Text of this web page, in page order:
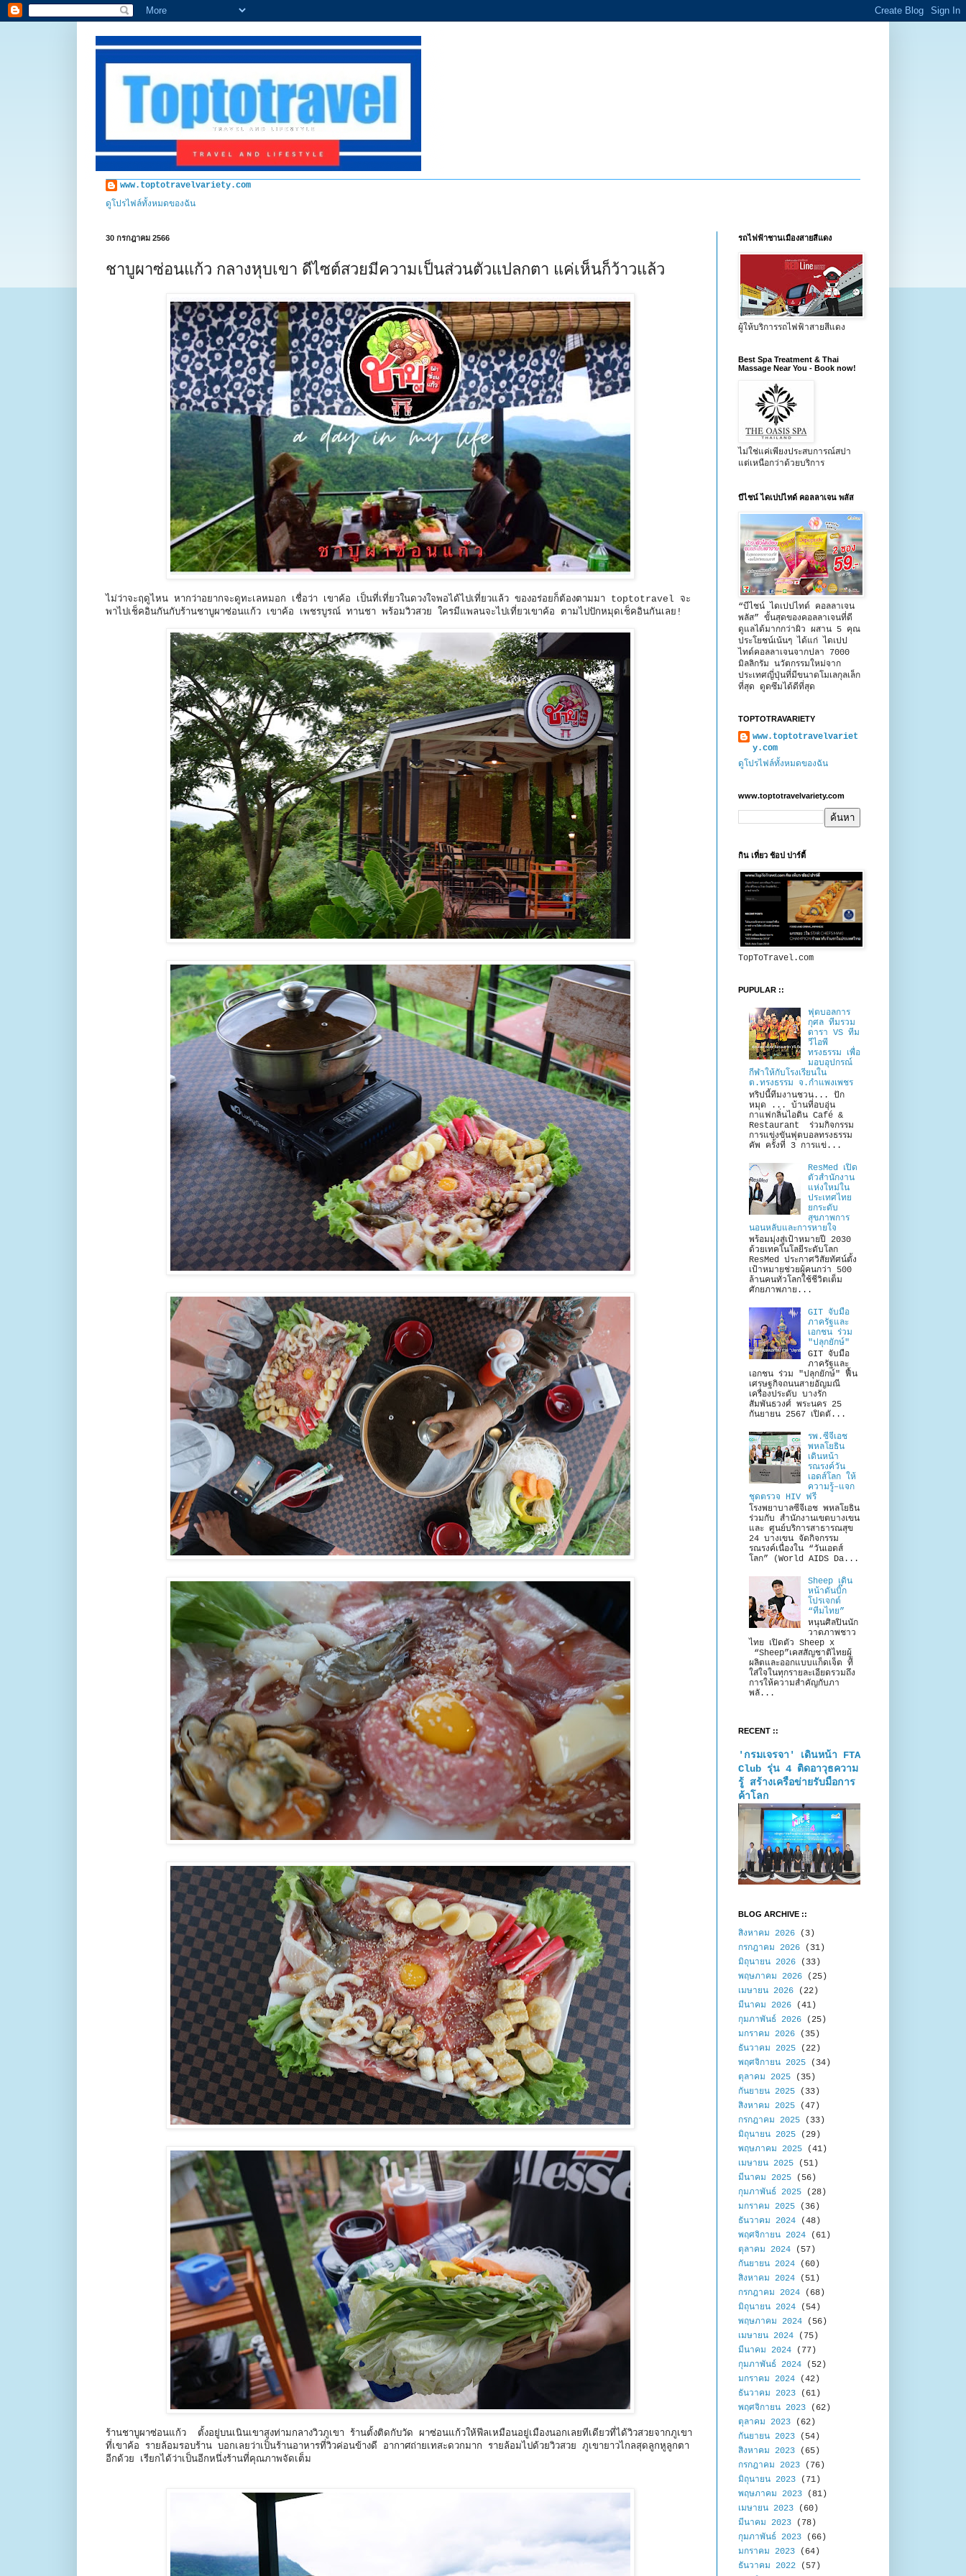
www.toptotravelvariety.com
ดูโปรไฟล์ทั้งหมดของฉัน
30 กรกฎาคม 2566
ชาบูผาซ่อนแก้ว กลางหุบเขา ดีไซต์สวยมีความเป็นส่วนตัวแปลกตา แค่เห็นก็ว้าวแล้ว
ไม่ว่าจะฤดูไหน หากว่าอยากจะดูทะเลหมอก เชื่อว่า เขาค้อ เป็นที่เที่ยวในดวงใจพอได้ไปเที่ยวแล้ว ของอร่อยก็ต้องตามมา toptotravel จะ
พาไปเช็คอินกันกับร้านชาบูผาซ่อนแก้ว เขาค้อ เพชรบูรณ์ ทานชา พร้อมวิวสวย ใครมีแพลนจะไปเที่ยวเขาค้อ ตามไปปักหมุดเช็คอินกันเลย!
ร้านชาบูผาซ่อนแก้ว ตั้งอยู่บนเนินเขาสูงท่ามกลางวิวภูเขา ร้านตั้งติดกับวัด ผาซ่อนแก้วให้ฟีลเหมือนอยู่เมืองนอกเลยทีเดียวที่ได้วิวสวยจากภูเขา
ที่เขาค้อ รายล้อมรอบร้าน บอกเลยว่าเป็นร้านอาหารที่วิวค่อนข้างดี อากาศถ่ายเทสะดวกมาก รายล้อมไปด้วยวิวสวย ภูเขายาวไกลสุดลูกหูลูกตา
อีกด้วย เรียกได้ว่าเป็นอีกหนึ่งร้านที่คุณภาพจัดเต็ม
รถไฟฟ้าชานเมืองสายสีแดง
ผู้ให้บริการรถไฟฟ้าสายสีแดง
Best Spa Treatment & Thai
Massage Near You - Book now!
ไม่ใช่แค่เพียงประสบการณ์สปา
แต่เหนือกว่าด้วยบริการ
บีไชน์ ไดเปปไทด์ คอลลาเจน พลัส
“บีไชน์ ไดเปปไทด์ คอลลาเจน
พลัส” ขั้นสุดของคอลลาเจนที่ดี
ดูแลได้มากกว่าผิว ผสาน 5 คุณ
ประโยชน์เน้นๆ ได้แก่ ไดเปป
ไทด์คอลลาเจนจากปลา 7000
มิลลิกรัม นวัตกรรมใหม่จาก
ประเทศญี่ปุ่นที่มีขนาดโมเลกุลเล็ก
ที่สุด ดูดซึมได้ดีที่สุด
TOPTOTRAVARIETY
www.toptotravelvariet
y.com
ดูโปรไฟล์ทั้งหมดของฉัน
www.toptotravelvariety.com
กิน เที่ยว ช้อป ปาร์ตี้
TopToTravel.com
PUPULAR ::
ฟุตบอลการ
กุศล ทีมรวม
ดารา VS ทีม
วีไอพี
ทรงธรรม เพื่อ
มอบอุปกรณ์
กีฬาให้กับโรงเรียนใน
ต.ทรงธรรม จ.กำแพงเพชร
ทริปนี้ทีมงานชวน... ปัก
หมุด ... บ้านที่อบอุ่น
กาแฟกลิ่นไอดิน Café &
Restaurant ร่วมกิจกรรม
การแข่งขันฟุตบอลทรงธรรม
คัพ ครั้งที่ 3 การแข่...
ResMed เปิด
ตัวสำนักงาน
แห่งใหม่ใน
ประเทศไทย
ยกระดับ
สุขภาพการ
นอนหลับและการหายใจ
พร้อมมุ่งสู่เป้าหมายปี 2030
ด้วยเทคโนโลยีระดับโลก
ResMed ประกาศวิสัยทัศน์ตั้ง
เป้าหมายช่วยผู้คนกว่า 500
ล้านคนทั่วโลกใช้ชีวิตเต็ม
ศักยภาพภาย...
GIT จับมือ
ภาครัฐและ
เอกชน ร่วม
"ปลุกยักษ์"
GIT จับมือ
ภาครัฐและ
เอกชน ร่วม "ปลุกยักษ์" ฟื้น
เศรษฐกิจถนนสายอัญมณี
เครื่องประดับ บางรัก
สัมพันธวงศ์ พระนคร 25
กันยายน 2567 เปิดตั...
รพ.ซีจีเอช
พหลโยธิน
เดินหน้า
รณรงค์วัน
เอดส์โลก ให้
ความรู้–แจก
ชุดตรวจ HIV ฟรี
โรงพยาบาลซีจีเอช พหลโยธิน
ร่วมกับ สำนักงานเขตบางเขน
และ ศูนย์บริการสาธารณสุข
24 บางเขน จัดกิจกรรม
รณรงค์เนื่องใน “วันเอดส์
โลก” (World AIDS Da...
Sheep เดิน
หน้าดันบิ๊ก
โปรเจกต์
“ทีมไทย”
หนุนศิลปินนัก
วาดภาพชาว
ไทย เปิดตัว Sheep x
“Sheep”เคสสัญชาติไทยผู้
ผลิตและออกแบบแก็ดเจ็ต ที่
ใส่ใจในทุกรายละเอียดรวมถึง
การให้ความสำคัญกับภา
พลั...
RECENT ::
'กรมเจรจา' เดินหน้า FTA
Club รุ่น 4 ติดอาวุธความ
รู้ สร้างเครือข่ายรับมือการ
ค้าโลก
BLOG ARCHIVE ::
สิงหาคม 2026 (3)
กรกฎาคม 2026 (31)
มิถุนายน 2026 (33)
พฤษภาคม 2026 (25)
เมษายน 2026 (22)
มีนาคม 2026 (41)
กุมภาพันธ์ 2026 (25)
มกราคม 2026 (35)
ธันวาคม 2025 (22)
พฤศจิกายน 2025 (34)
ตุลาคม 2025 (35)
กันยายน 2025 (33)
สิงหาคม 2025 (47)
กรกฎาคม 2025 (33)
มิถุนายน 2025 (29)
พฤษภาคม 2025 (41)
เมษายน 2025 (51)
มีนาคม 2025 (56)
กุมภาพันธ์ 2025 (28)
มกราคม 2025 (36)
ธันวาคม 2024 (48)
พฤศจิกายน 2024 (61)
ตุลาคม 2024 (57)
กันยายน 2024 (60)
สิงหาคม 2024 (51)
กรกฎาคม 2024 (68)
มิถุนายน 2024 (54)
พฤษภาคม 2024 (56)
เมษายน 2024 (75)
มีนาคม 2024 (77)
กุมภาพันธ์ 2024 (52)
มกราคม 2024 (42)
ธันวาคม 2023 (61)
พฤศจิกายน 2023 (62)
ตุลาคม 2023 (62)
กันยายน 2023 (54)
สิงหาคม 2023 (65)
กรกฎาคม 2023 (76)
มิถุนายน 2023 (71)
พฤษภาคม 2023 (81)
เมษายน 2023 (60)
มีนาคม 2023 (78)
กุมภาพันธ์ 2023 (66)
มกราคม 2023 (64)
ธันวาคม 2022 (57)